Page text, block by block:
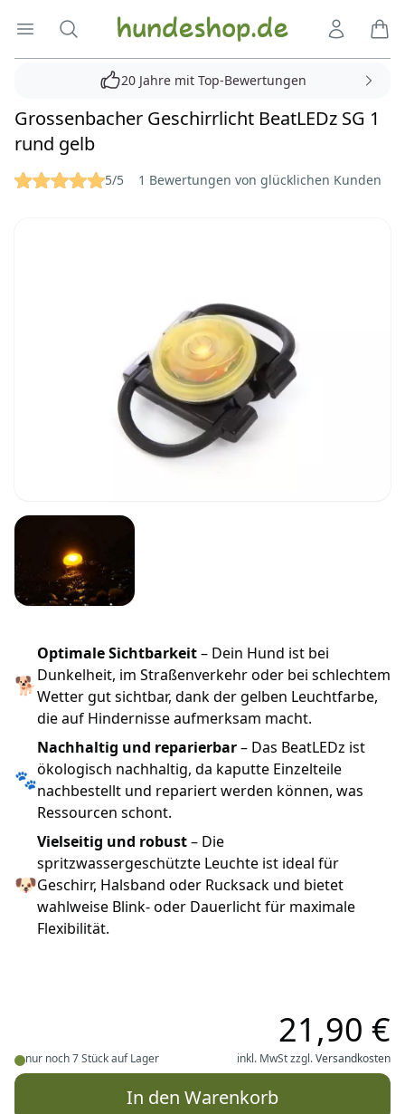
Menü öffnen
Suche Hundeshop.de
20 Jahre mit Top-Bewertungen
Grossenbacher Geschirrlicht BeatLEDz SG 1
rund gelb
Reviews 5/5 1 Bewertungen von glücklichen Kunden
🐕
Optimale Sichtbarkeit– Dein Hund ist bei
Dunkelheit, im Straßenverkehr oder bei schlechtem
Wetter gut sichtbar, dank der gelben Leuchtfarbe,
die auf Hindernisse aufmerksam macht.
🐾
Nachhaltig und reparierbar– Das BeatLEDz ist
ökologisch nachhaltig, da kaputte Einzelteile
nachbestellt und repariert werden können, was
Ressourcen schont.
🐶
Vielseitig und robust– Die
spritzwassergeschützte Leuchte ist ideal für
Geschirr, Halsband oder Rucksack und bietet
wahlweise Blink- oder Dauerlicht für maximale
Flexibilität.
nur noch 7 Stück auf Lager
21,90 €
inkl. MwSt zzgl.Versandkosten
In den Warenkorb